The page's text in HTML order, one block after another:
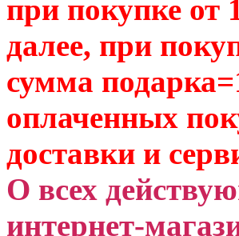
при покупке от
далее, при
сумма
оплаченных
доставки и
О всех
интернет-